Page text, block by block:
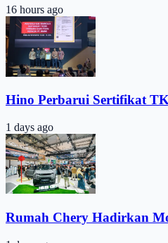
16 hours ago
Hino Perbarui Sertifikat
1 days ago
Rumah Chery Hadirkan